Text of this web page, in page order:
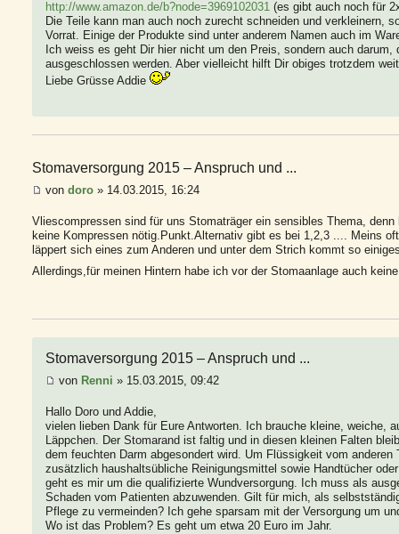
http://www.amazon.de/b?node=3969102031 (es gibt auch noch für
Die Teile kann man auch noch zurecht schneiden und verkleinern,
Vorrat. Einige der Produkte sind unter anderem Namen auch im
Ich weiss es geht Dir hier nicht um den Preis, sondern auch
ausgeschlossen werden. Aber vielleicht hilft Dir obiges trotzdem
Liebe Grüsse Addie
Stomaversorgung 2015 – Anspruch und ...
von doro » 14.03.2015, 16:24
Vliescompressen sind für uns Stomaträger ein sensibles Thema,
keine Kompressen nötig.Punkt.Alternativ gibt es bei 1,2,3 .... Meins
läppert sich eines zum Anderen und unter dem Strich kommt so
Allerdings,für meinen Hintern habe ich vor der Stomaanlage auch
Stomaversorgung 2015 – Anspruch und ...
von Renni » 15.03.2015, 09:42
Hallo Doro und Addie,
vielen lieben Dank für Eure Antworten. Ich brauche kleine, weiche,
Läppchen. Der Stomarand ist faltig und in diesen kleinen Falten
dem feuchten Darm abgesondert wird. Um Flüssigkeit vom
zusätzlich haushaltsübliche Reinigungsmittel sowie Handtücher
geht es mir um die qualifizierte Wundversorgung. Ich muss als
Schaden vom Patienten abzuwenden. Gilt für mich, als
Pflege zu vermeinden? Ich gehe sparsam mit der Versorgung um
Wo ist das Problem? Es geht um etwa 20 Euro im Jahr.